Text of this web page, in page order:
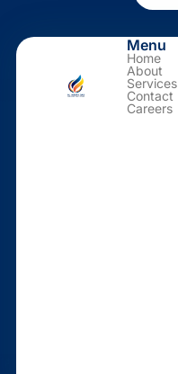
Menu
Home
About
Services
Contact
Careers